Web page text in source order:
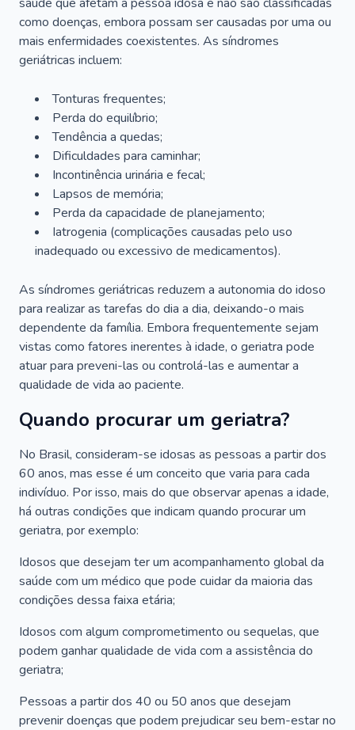
como doenças, embora possam ser causadas por uma ou
mais enfermidades coexistentes. As síndromes
geriátricas incluem:
Tonturas frequentes;
Perda do equilíbrio;
Tendência a quedas;
Dificuldades para caminhar;
Incontinência urinária e fecal;
Lapsos de memória;
Perda da capacidade de planejamento;
Iatrogenia (complicações causadas pelo uso
inadequado ou excessivo de medicamentos).
As síndromes geriátricas reduzem a autonomia do idoso
para realizar as tarefas do dia a dia, deixando-o mais
dependente da família. Embora frequentemente sejam
vistas como fatores inerentes à idade, o geriatra pode
atuar para preveni-las ou controlá-las e aumentar a
qualidade de vida ao paciente.
Quando procurar um geriatra?
No Brasil, consideram-se idosas as pessoas a partir dos
60 anos, mas esse é um conceito que varia para cada
indivíduo. Por isso, mais do que observar apenas a idade,
há outras condições que indicam quando procurar um
geriatra, por exemplo:
Idosos que desejam ter um acompanhamento global da
saúde com um médico que pode cuidar da maioria das
condições dessa faixa etária;
Idosos com algum comprometimento ou sequelas, que
podem ganhar qualidade de vida com a assistência do
geriatra;
Pessoas a partir dos 40 ou 50 anos que desejam
prevenir doenças que podem prejudicar seu bem-estar no